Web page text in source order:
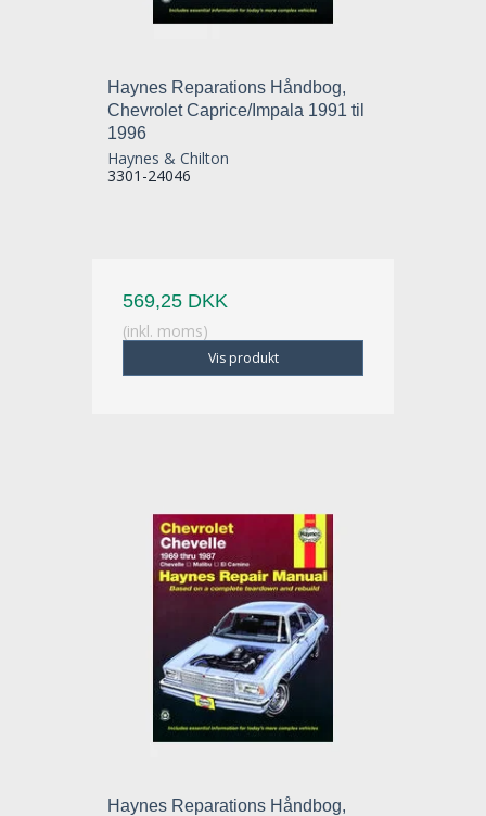
Haynes Reparations Håndbog,
Chevrolet Caprice/Impala 1991 til
1996
Haynes & Chilton
3301-24046
569,25 DKK
(inkl. moms)
Vis produkt
Haynes Reparations Håndbog,